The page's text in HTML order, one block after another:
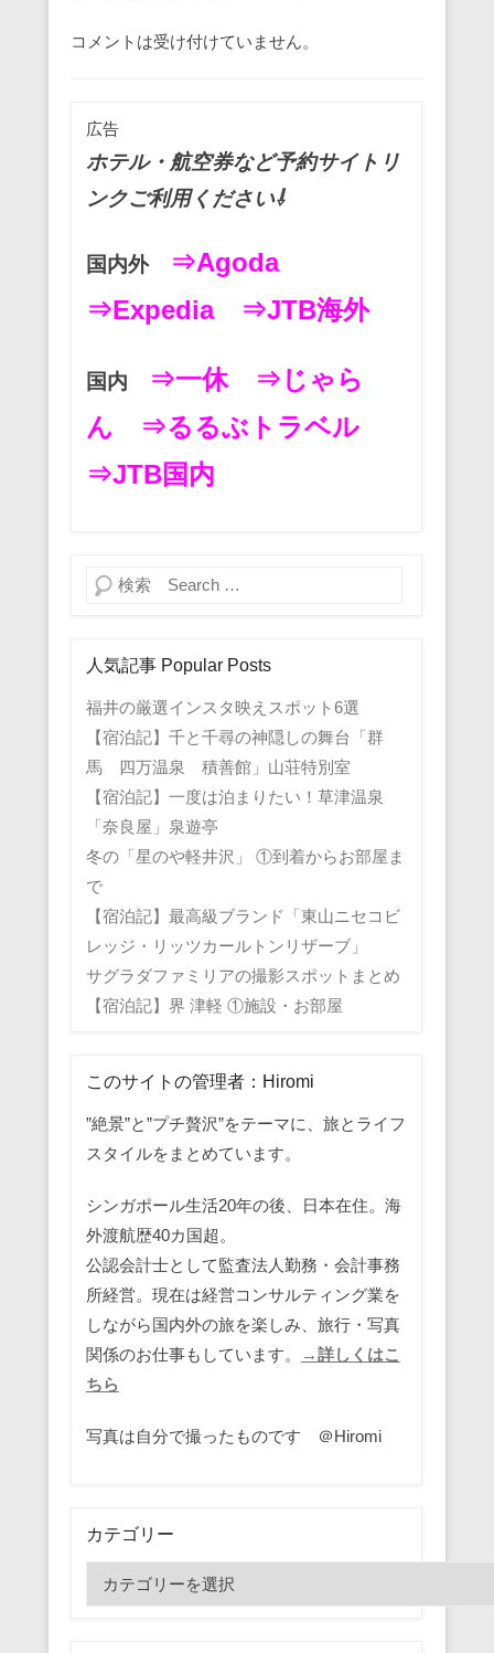
コメントは受け付けていません。
広告
ホテル・航空券など予約サイトリ
ンクご利用ください⇩
国内外
⇒Agoda
⇒Expedia
⇒JTB海外
国内 ⇒一休
⇒じゃら
ん
⇒るるぶトラベル
⇒JTB国内
検索
人気記事 Popular Posts
福井の厳選インスタ映えスポット6選
【宿泊記】千と千尋の神隠しの舞台「群
馬 四万温泉 積善館」山荘特別室
【宿泊記】一度は泊まりたい！草津温泉
「奈良屋」泉遊亭
冬の「星のや軽井沢」 ①到着からお部屋ま
で
【宿泊記】最高級ブランド「東山ニセコビ
レッジ・リッツカールトンリザーブ」
サグラダファミリアの撮影スポットまとめ
【宿泊記】界 津軽 ①施設・お部屋
このサイトの管理者：Hiromi
”絶景”と”プチ贅沢”をテーマに、旅とライフ
スタイルをまとめています。
シンガポール生活20年の後、日本在住。海
外渡航歴40カ国超。
公認会計士として監査法人勤務・会計事務
所経営。現在は経営コンサルティング業を
しながら国内外の旅を楽しみ、旅行・写真
関係のお仕事もしています。
→詳しくはこ
ちら
写真は自分で撮ったものです ＠Hiromi
カテゴリー
テ